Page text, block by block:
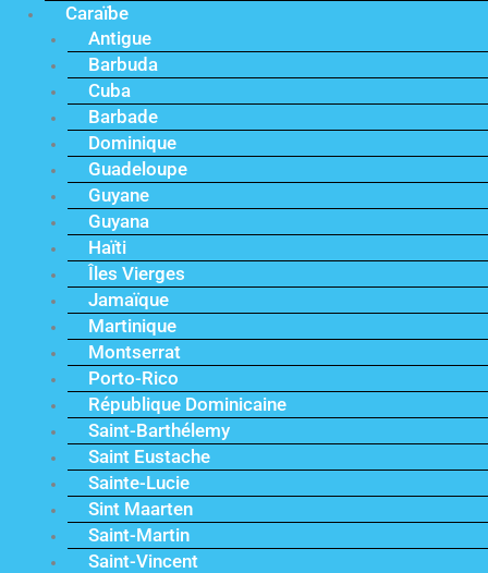
Caraïbe
Antigue
Barbuda
Cuba
Barbade
Dominique
Guadeloupe
Guyane
Guyana
Haïti
Îles Vierges
Jamaïque
Martinique
Montserrat
Porto-Rico
République Dominicaine
Saint-Barthélemy
Saint Eustache
Sainte-Lucie
Sint Maarten
Saint-Martin
Saint-Vincent